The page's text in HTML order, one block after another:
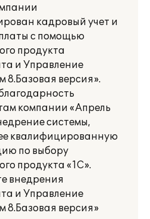
кадровый учет и
с помощью
продукта
и Управление
8.Базовая версия».
компании «Апрель
системы,
квалифицированную
по выбору
продукта «1С».
внедрения
и Управление
8.Базовая версия»